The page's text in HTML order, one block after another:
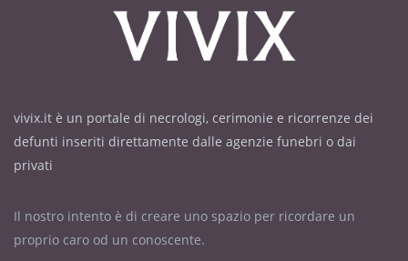
vivix.it è un portale di necrologi, cerimonie e ricorrenze dei
defunti inseriti direttamente dalle agenzie funebri o dai
privati
Il nostro intento è di creare uno spazio per ricordare un
proprio caro od un conoscente.